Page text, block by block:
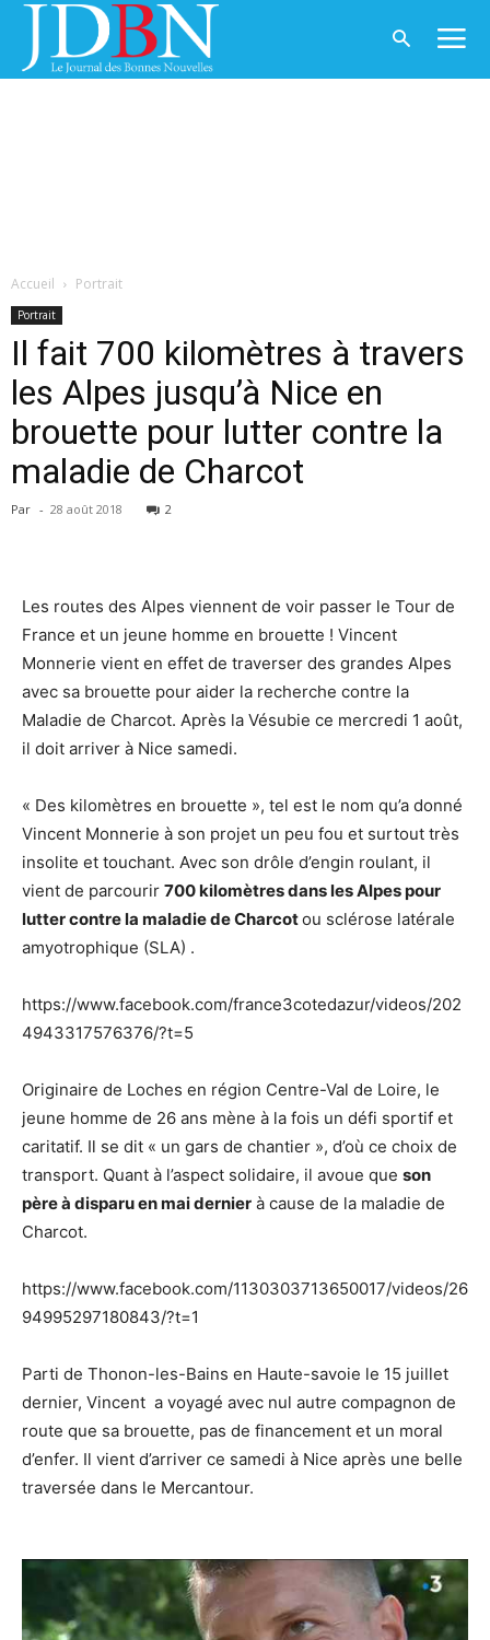
Accueil Portrait
Portrait
Il fait 700 kilomètres à travers
les Alpes jusqu’à Nice en
brouette pour lutter contre la
maladie de Charcot
Par - 28 août 2018 2
Les routes des Alpes viennent de voir passer le Tour de
France et un jeune homme en brouette ! Vincent
Monnerie vient en effet de traverser des grandes Alpes
avec sa brouette pour aider la recherche contre la
Maladie de Charcot. Après la Vésubie ce mercredi 1 août,
il doit arriver à Nice samedi.
« Des kilomètres en brouette », tel est le nom qu’a donné
Vincent Monnerie à son projet un peu fou et surtout très
insolite et touchant. Avec son drôle d’engin roulant, il
vient de parcourir 700 kilomètres dans les Alpes pour
lutter contre la maladie de Charcotou sclérose latérale
amyotrophique (SLA) ​​​​​​.
https://www.facebook.com/france3cotedazur/videos/202
4943317576376/?t=5
Originaire de Loches en région Centre-Val de Loire, le
jeune homme de 26 ans mène à la fois un défi sportif et
caritatif. Il se dit « un gars de chantier », d’où ce choix de
transport. Quant à l’aspect solidaire, il avoue que son
père à disparu en mai dernier à cause de la maladie de
Charcot.
https://www.facebook.com/1130303713650017/videos/26
94995297180843/?t=1
Parti de Thonon-les-Bains en Haute-savoie le 15 juillet
dernier, Vincent a voyagé avec nul autre compagnon de
route que sa brouette, pas de financement et un moral
d’enfer. Il vient d’arriver ce samedi à Nice après une belle
traversée dans le Mercantour.